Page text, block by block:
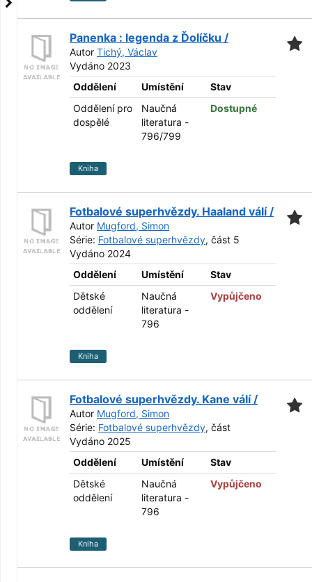
Panenka : legenda z Ďolíčku /
Autor Tichý, Václav
Vydáno 2023
Oddělení
Umístění
Stav
Oddělení pro
dospělé
Naučná
literatura -
796/799
Dostupné
Kniha
Fotbalové superhvězdy. Haaland válí /
Autor Mugford, Simon
Série: Fotbalové superhvězdy, část 5
Vydáno 2024
Oddělení
Umístění
Stav
Dětské
oddělení
Naučná
literatura -
796
Vypůjčeno
Kniha
Fotbalové superhvězdy. Kane válí /
Autor Mugford, Simon
Série: Fotbalové superhvězdy, část
Vydáno 2025
Oddělení
Umístění
Stav
Dětské
oddělení
Naučná
literatura -
796
Vypůjčeno
Kniha